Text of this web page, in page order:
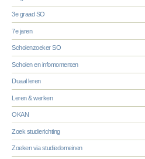
3e graad SO
7e jaren
Scholenzoeker SO
Scholen en infomomenten
Duaal leren
Leren & werken
OKAN
Zoek studierichting
Zoeken via studiedomeinen